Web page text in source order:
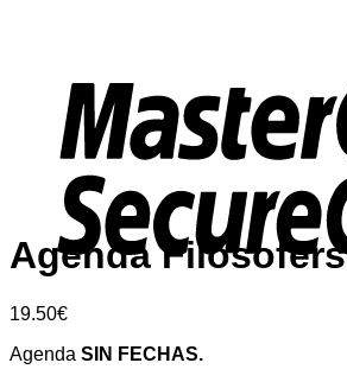
Agenda Filosofers
19.50€
Agenda SIN FECHAS.